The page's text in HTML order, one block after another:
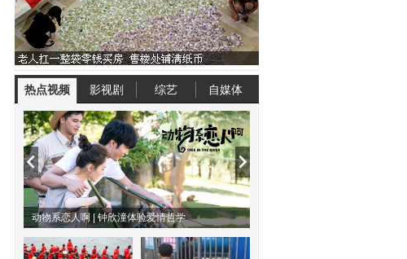
热点视频 影视剧 综艺 自媒体
动物系恋人啊 | 钟欣潼体验爱情哲学